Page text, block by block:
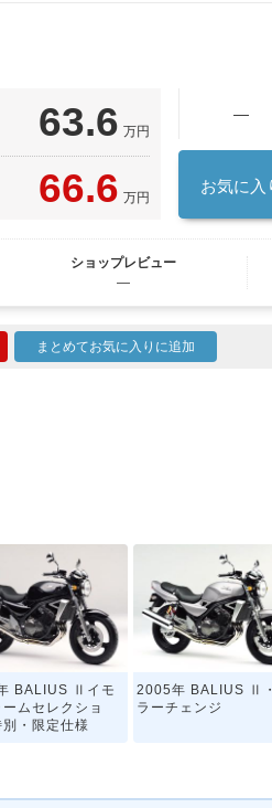
63.6 万円
66.6 万円
―
お気に入
ショップレビュー
―
まとめてお気に入りに追加
BALIUS Ⅱイモ
ームセレクショ
別・限定仕様
2005年 BALIUS Ⅱ
ラーチェンジ